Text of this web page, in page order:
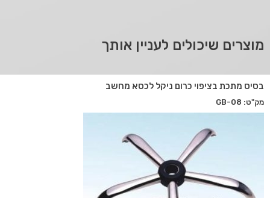
מוצרים שיכולים לעניין אותך
בסיס מתכת בציפוי כרום ניקל לכסא מחשב
מק"ט: GB-08